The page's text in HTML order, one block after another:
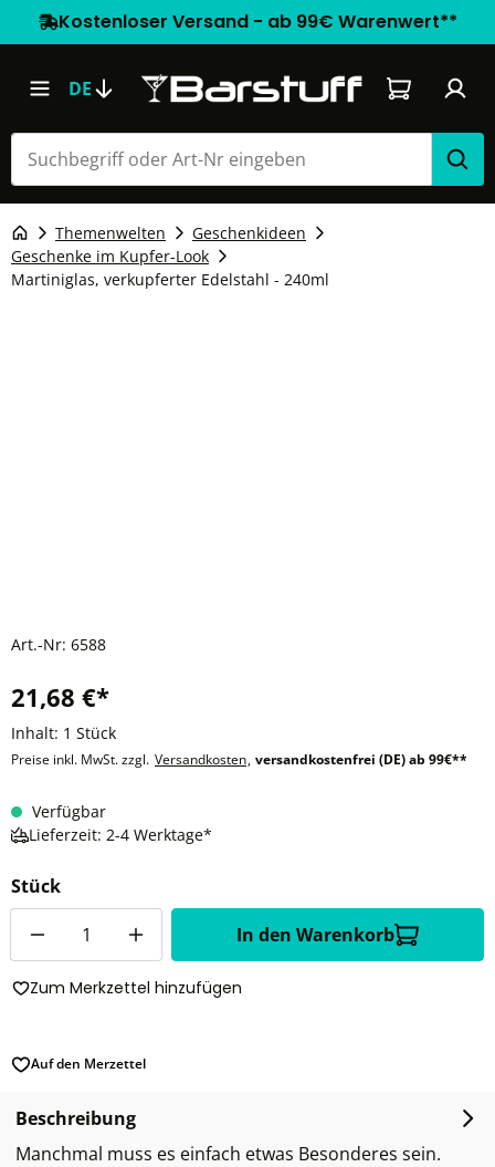
Kostenloser Versand - ab 99€ Warenwert**
DE Warenkorb
Themenwelten
Geschenkideen
Geschenke im Kupfer-Look
Martiniglas, verkupferter Edelstahl - 240ml
Art.-Nr: 6588
21,68 €*
Inhalt: 1 Stück
Preise inkl. MwSt. zzgl. Versandkosten, versandkostenfrei (DE) ab 99€**
Verfügbar
Lieferzeit: 2-4 Werktage*
Stück
In den Warenkorb
Zum Merkzettel hinzufügen
Auf den Merzettel
Beschreibung
Manchmal muss es einfach etwas Besonderes sein.